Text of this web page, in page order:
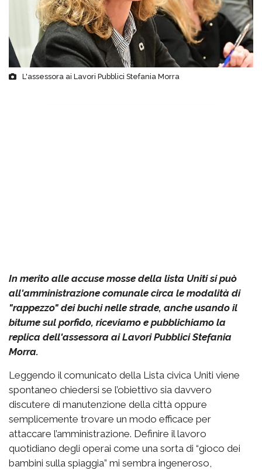
L'assessora ai Lavori Pubblici Stefania Morra
In merito alle accuse mosse della lista Uniti si può
all'amministrazione comunale circa le modalità di
"rappezzo" dei buchi nelle strade, anche usando il
bitume sul porfido, riceviamo e pubblichiamo la
replica dell'assessora ai Lavori Pubblici Stefania
Morra.
Leggendo il comunicato della Lista civica Uniti viene
spontaneo chiedersi se l’obiettivo sia davvero
discutere di manutenzione della città oppure
semplicemente trovare un modo efficace per
attaccare l’amministrazione. Definire il lavoro
quotidiano degli operai come una sorta di “gioco dei
bambini sulla spiaggia” mi sembra ingeneroso,